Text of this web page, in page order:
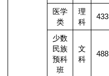
医学
类
理
科
433
少数
民族
预科
班
文
科
488